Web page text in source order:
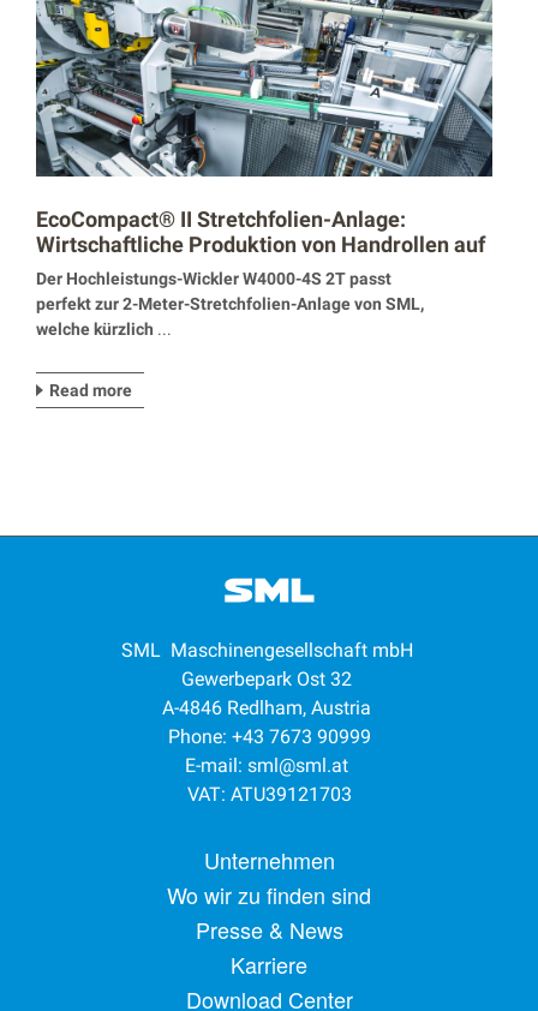
EcoCompact® II Stretchfolien-Anlage:
Wirtschaftliche Produktion von Handrollen auf
2-Zoll-Hülsen
Der Hochleistungs-Wickler W4000-4S 2T passt
perfekt zur 2-Meter-Stretchfolien-Anlage von SML,
welche kürzlich ...
Read more
SML Maschinengesellschaft mbH
Gewerbepark Ost 32
A-4846 Redlham, Austria
Phone: +43 7673 90999
E-mail: sml@sml.at
VAT: ATU39121703
Footer menuUnternehmen
Wo wir zu finden sind
Presse & News
Karriere
Download Center